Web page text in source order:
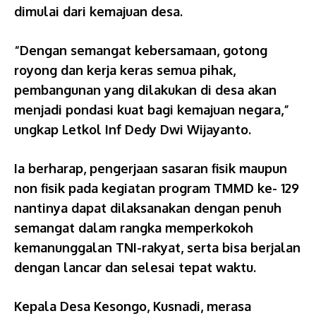
dimulai dari kemajuan desa.
“Dengan semangat kebersamaan, gotong
royong dan kerja keras semua pihak,
pembangunan yang dilakukan di desa akan
menjadi pondasi kuat bagi kemajuan negara,”
ungkap Letkol Inf Dedy Dwi Wijayanto.
Ia berharap, pengerjaan sasaran fisik maupun
non fisik pada kegiatan program TMMD ke- 129
nantinya dapat dilaksanakan dengan penuh
semangat dalam rangka memperkokoh
kemanunggalan TNI-rakyat, serta bisa berjalan
dengan lancar dan selesai tepat waktu.
Kepala Desa Kesongo, Kusnadi, merasa